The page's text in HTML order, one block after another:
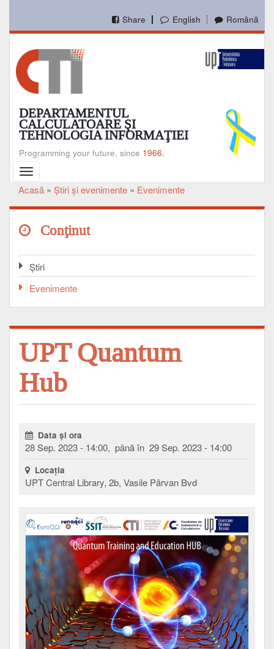
conţinutul
English Română
Share
DEPARTAMENTUL
CALCULATOARE ŞI
TEHNOLOGIA INFORMAŢIEI
Programming your future, since 1966.
Toggle
navigation
Breadcrumb
Acasă Ştiri şi evenimente Evenimente
Conţinut
Ştiri
Evenimente
UPT Quantum
Hub
Data şi ora
28 Sep. 2023 - 14:00, până în 29 Sep. 2023 - 14:00
Locaţia
UPT Central Library, 2b, Vasile Pârvan Bvd